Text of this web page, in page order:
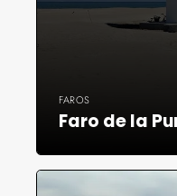
FAROS
Faro de la